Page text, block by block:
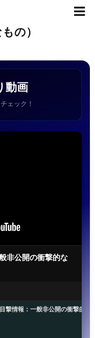
の）
動画
ェック！
非公開の衝撃的な
撃情報：一般非公開の衝撃的